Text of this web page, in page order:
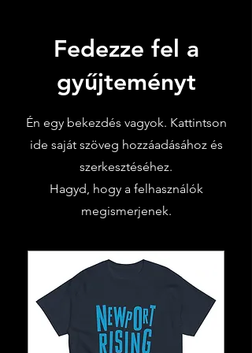
Fedezze fel a
gyűjteményt
Én egy bekezdés vagyok. Kattintson
ide saját szöveg hozzáadásához és
szerkesztéséhez.
Hagyd, hogy a felhasználók
megismerjenek.